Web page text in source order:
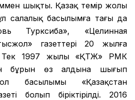
шықты. Қазақ темір жолы
салалық басылымға тағы да
Турксиба», «Целинная
газеттері 20 жылға
Тек 1997 жылы «ҚТЖ» РМК
бұрын өз алдына шығып
басылымы «Қазақстан
болып біріктірілді. 2016